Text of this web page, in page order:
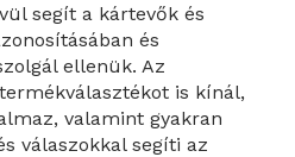
segít a kártevők és
és
ellenük. Az
is kínál,
valamint gyakran
válaszokkal segíti az